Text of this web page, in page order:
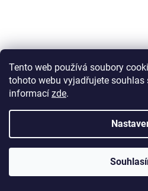
Tento web používá soubory
tohoto webu vyjadřujete
informací zde.